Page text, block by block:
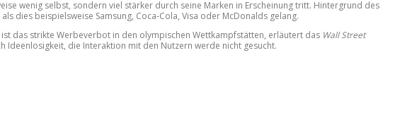
wenig selbst, sondern viel stärker durch seine Marken in Erscheinung tritt. Hintergrund des
dies beispielsweise Samsung, Coca-Cola, Visa oder McDonalds gelang.
das strikte Werbeverbot in den olympischen Wettkampfstätten, erläutert das Wall Street
Ideenlosigkeit, die Interaktion mit den Nutzern werde nicht gesucht.